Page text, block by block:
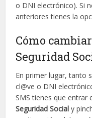
o DNI electrónico). Si
anteriores tienes la
Cómo
Seguridad
En primer lugar, tanto
cl@ve o DNI
SMS tienes que entrar
Seguridad Socialy